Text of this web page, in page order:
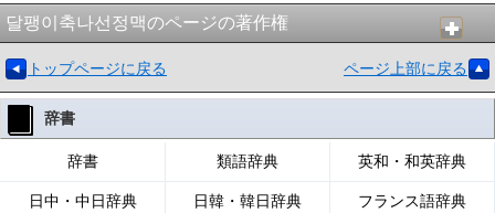
달팽이축나선정맥のページの著作権
トップページに戻る ページ上部に戻る
辞書
辞書 類語辞典 英和・和英辞典
日中・中日辞典 日韓・韓日辞典 フランス語辞典